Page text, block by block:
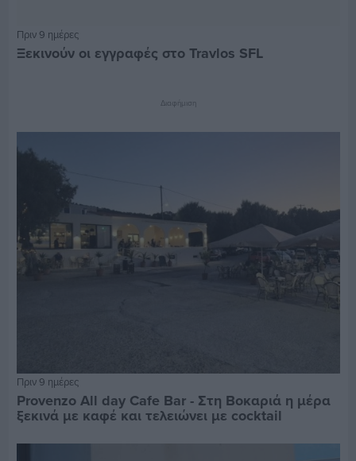
Πριν 9 ημέρες
Ξεκινούν οι εγγραφές στο Travlos SFL
Διαφήμιση
Πριν 9 ημέρες
Provenzo All day Cafe Bar - Στη Βοκαριά η μέρα
ξεκινά με καφέ και τελειώνει με cocktail